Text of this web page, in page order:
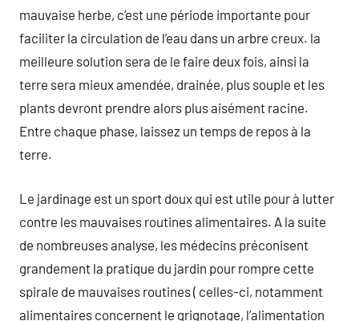
mauvaise herbe, c’est une période importante pour
faciliter la circulation de l’eau dans un arbre creux. la
meilleure solution sera de le faire deux fois, ainsi la
terre sera mieux amendée, drainée, plus souple et les
plants devront prendre alors plus aisément racine.
Entre chaque phase, laissez un temps de repos à la
terre.
Le jardinage est un sport doux qui est utile pour à lutter
contre les mauvaises routines alimentaires. A la suite
de nombreuses analyse, les médecins préconisent
grandement la pratique du jardin pour rompre cette
spirale de mauvaises routines ( celles-ci, notamment
alimentaires concernent le grignotage, l’alimentation